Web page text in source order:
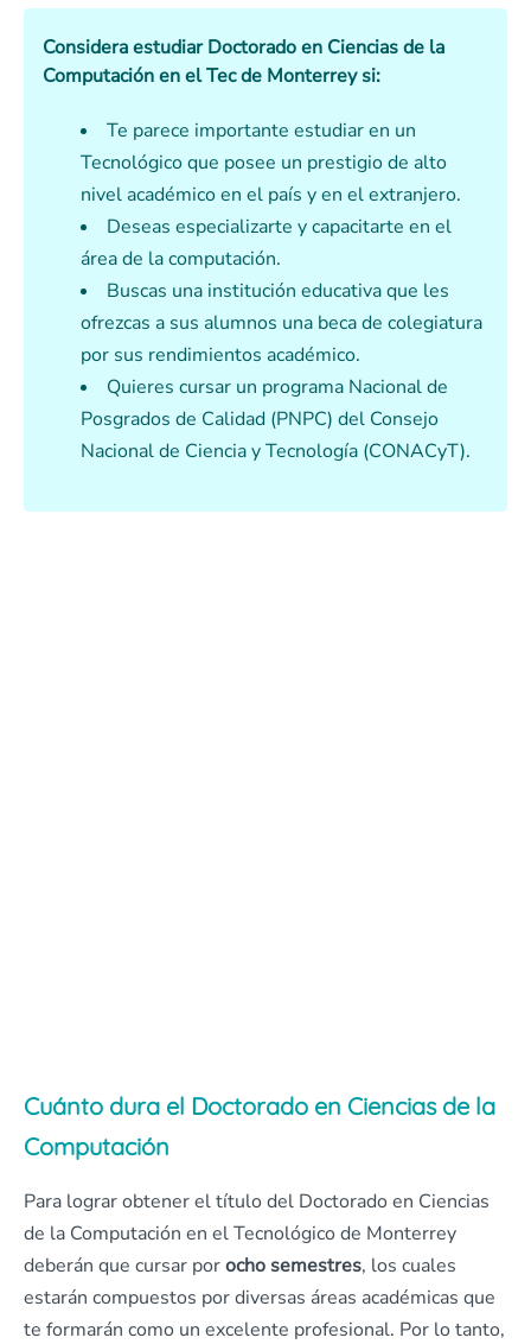
Considera estudiar Doctorado en Ciencias de la
Computación en el Tec de Monterrey si:
Te parece importante estudiar en un
Tecnológico que posee un prestigio de alto
nivel académico en el país y en el extranjero.
Deseas especializarte y capacitarte en el
área de la computación.
Buscas una institución educativa que les
ofrezcas a sus alumnos una beca de colegiatura
por sus rendimientos académico.
Quieres cursar un programa Nacional de
Posgrados de Calidad (PNPC) del Consejo
Nacional de Ciencia y Tecnología (CONACyT).
Cuánto dura el Doctorado en Ciencias de la
Computación
Para lograr obtener el título del Doctorado en Ciencias
de la Computación en el Tecnológico de Monterrey
deberán que cursar porocho semestres, los cuales
estarán compuestos por diversas áreas académicas que
te formarán como un excelente profesional. Por lo tanto,